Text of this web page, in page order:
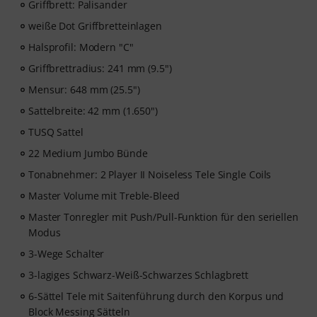
Ausgezeichnet mit dem deutschen Bildungs-Award
2025/2026 in der Kategorie “E-Learning
Instrumentalunterricht”! Mit über 400 Gitarren
Videolektionen für Anfänger und Fortgeschrittene – von
Pop, Rock und Blues bis Metal und mehr. Mit
persönlichem Support per Chat, Noten zum
Übungsfunktion, Zeitlupe und weitere Features.
Griffbrett: Palisander
weiße Dot Griffbretteinlagen
Halsprofil: Modern "C"
Griffbrettradius: 241 mm (9.5")
Mensur: 648 mm (25.5")
Sattelbreite: 42 mm (1.650")
TUSQ Sattel
22 Medium Jumbo Bünde
Tonabnehmer: 2 Player II Noiseless Tele Single Coils
Master Volume mit Treble-Bleed
Master Tonregler mit Push/Pull-Funktion für den seriellen
Modus
3-Wege Schalter
3-lagiges Schwarz-Weiß-Schwarzes Schlagbrett
6-Sättel Tele mit Saitenführung durch den Korpus und
Block Messing Sätteln